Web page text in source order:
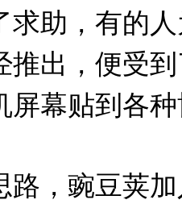
求助，有的
推出，便受
屏幕贴到各
豌豆荚加